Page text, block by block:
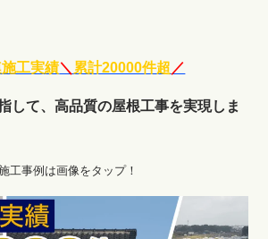
施工実績＼ 累計20000件超 ／
して、高品質の屋根工事を実現しま
工事例は画像をタップ！